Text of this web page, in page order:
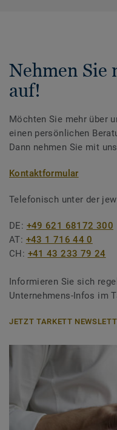
Nehmen Sie
auf!
Möchten Sie mehr über
einen persönlichen
Dann nehmen Sie mit
Kontaktformular
Telefonisch unter der
DE: +49 621 68172 300
AT: +43 1 716 44 0
CH: +41 43 233 79 24
Informieren Sie sich
Unternehmens-Infos im
JETZT TARKETT